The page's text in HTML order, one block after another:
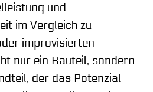
und
im Vergleich zu
improvisierten
nur ein Bauteil, sondern
der das Potenzial